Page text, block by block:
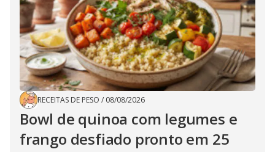
RECEITAS DE PESO / 08/08/2026
Bowl de quinoa com legumes e
frango desfiado pronto em 25